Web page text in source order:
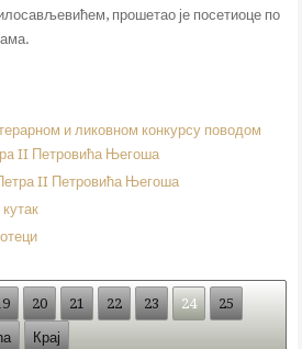
прошетао је посетиоце по
и ликовном конкурсу поводом
II Петровића Његоша
II Петровића Његоша
20 21 22 23 24 25
Крај